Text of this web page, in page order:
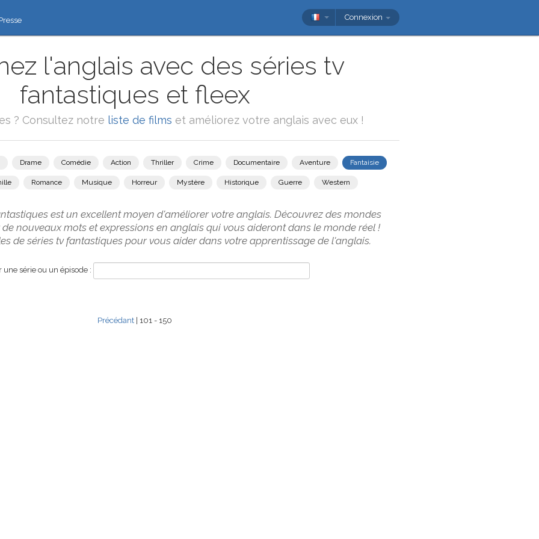
Connexion
l'anglais avec des séries tv
fantastiques et fleex
? Consultez notre liste de films et améliorez votre anglais avec eux !
Drame Comédie Action Thriller Crime Documentaire Aventure Fantaisie
Romance Musique Horreur Mystère Historique Guerre Western
est un excellent moyen d'améliorer votre anglais. Découvrez des mondes
nouveaux mots et expressions en anglais qui vous aideront dans le monde réel !
de séries tv fantastiques pour vous aider dans votre apprentissage de l'anglais.
une série ou un épisode :
Précédant | 101 - 150